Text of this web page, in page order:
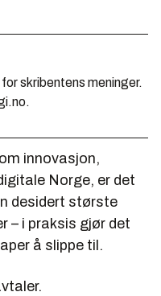
skribentens meninger.
innovasjon,
Norge, er det
desidert største
– i praksis gjør det
å slippe til.